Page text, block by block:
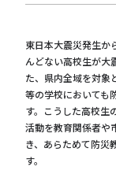
東日本大震災発生か
んどない高校生が大
た、県内全域を対象
等の学校においても
す。こうした高校生
活動を教育関係者や
き、あらためて防災
す。